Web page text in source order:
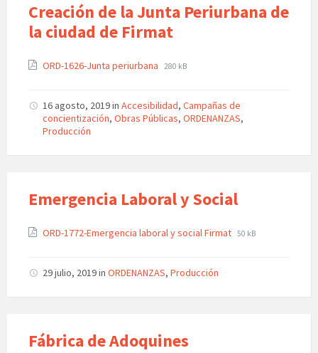
Creación de la Junta Periurbana de
la ciudad de Firmat
ORD-1626-Junta periurbana 280 kB
16 agosto, 2019in Accesibilidad, Campañas de
concientización, Obras Públicas, ORDENANZAS,
Producción
Emergencia Laboral y Social
ORD-1772-Emergencia laboral y social Firmat 50 kB
29 julio, 2019in ORDENANZAS, Producción
Fábrica de Adoquines